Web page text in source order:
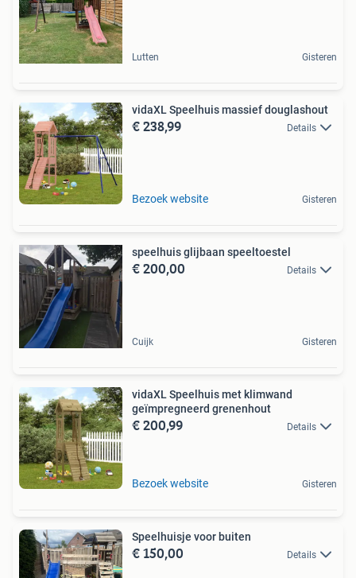
Lutten Gisteren
vidaXL Speelhuis massief douglashout
€ 238,99 Details
Bezoek website Gisteren
speelhuis glijbaan speeltoestel
€ 200,00 Details
Cuijk Gisteren
vidaXL Speelhuis met klimwand
geïmpregneerd grenenhout
€ 200,99 Details
Bezoek website Gisteren
Speelhuisje voor buiten
€ 150,00 Details